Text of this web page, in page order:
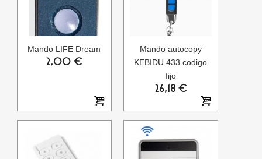
Mando LIFE Dream
2,00 €
Mando autocopy
KEBIDU 433 codigo
fijo
26,18 €